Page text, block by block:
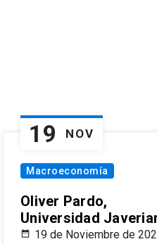
19 NOV
Macroeconomía
Oliver Pardo,
Universidad
19 de Noviembre de